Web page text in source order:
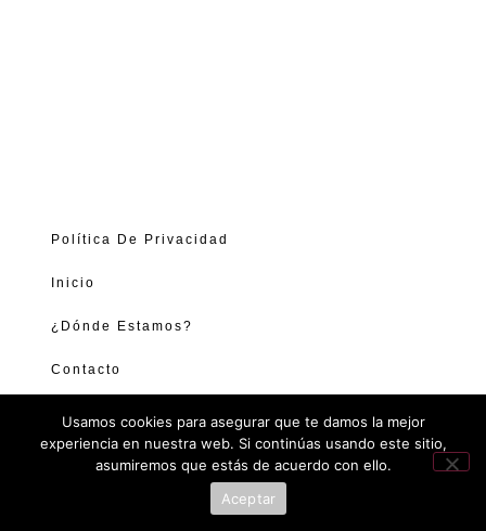
Política De Privacidad
Inicio
¿Dónde Estamos?
Contacto
Usamos cookies para asegurar que te damos la mejor
experiencia en nuestra web. Si continúas usando este sitio,
asumiremos que estás de acuerdo con ello.
Aceptar